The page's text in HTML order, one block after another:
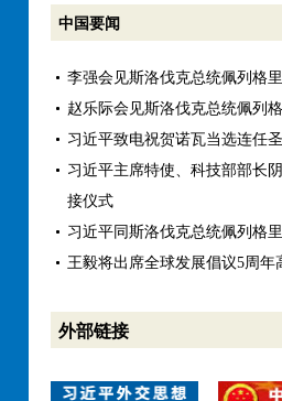
中国要闻
李强会见斯洛伐克总统佩列格
赵乐际会见斯洛伐克总统佩列
习近平致电祝贺诺瓦当选连任
习近平主席特使、科技部部长
接仪式
习近平同斯洛伐克总统佩列格
王毅将出席全球发展倡议5周年
外部链接